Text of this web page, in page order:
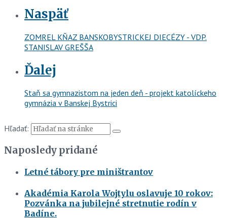
Naspäť
ZOMREL KŇAZ BANSKOBYSTRICKEJ DIECÉZY - VDP.
STANISLAV GREŠŠA
Ďalej
Staň sa gymnazistom na jeden deň - projekt katolíckeho
gymnázia v Banskej Bystrici
Hľadať:
Naposledy pridané
Letné tábory pre miništrantov
Akadémia Karola Wojtylu oslavuje 10 rokov:
Pozvánka na jubilejné stretnutie rodín v
Badíne.